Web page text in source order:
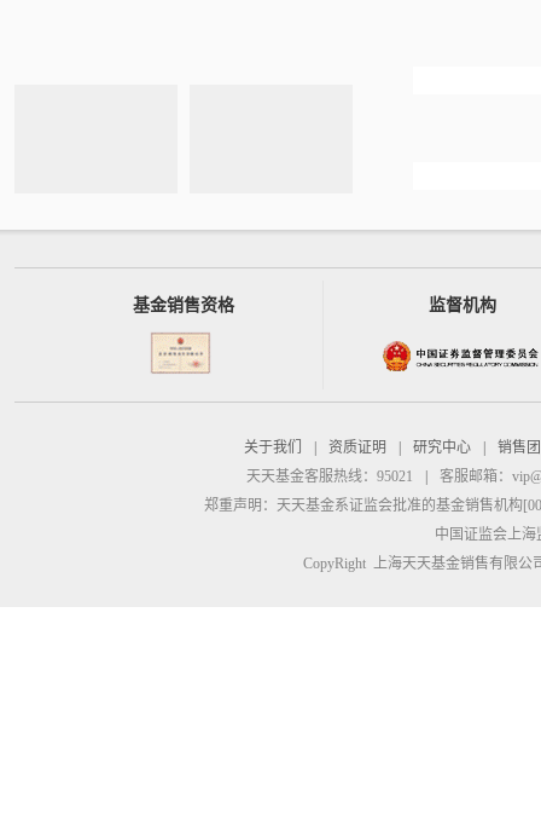
基金销售资格 监督机构
关于我们 资质证明 研究中心
销售
天天基金客服热线：95021
客服邮箱：
郑重声明： 天天基金系证监会批准的基金销售机构
中国证监会上
CopyRight 上海天天基金销售有限